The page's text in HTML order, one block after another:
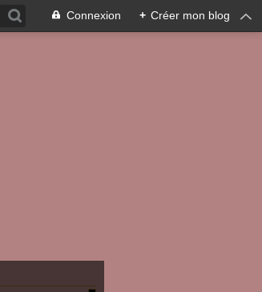
Connexion + Créer mon blog